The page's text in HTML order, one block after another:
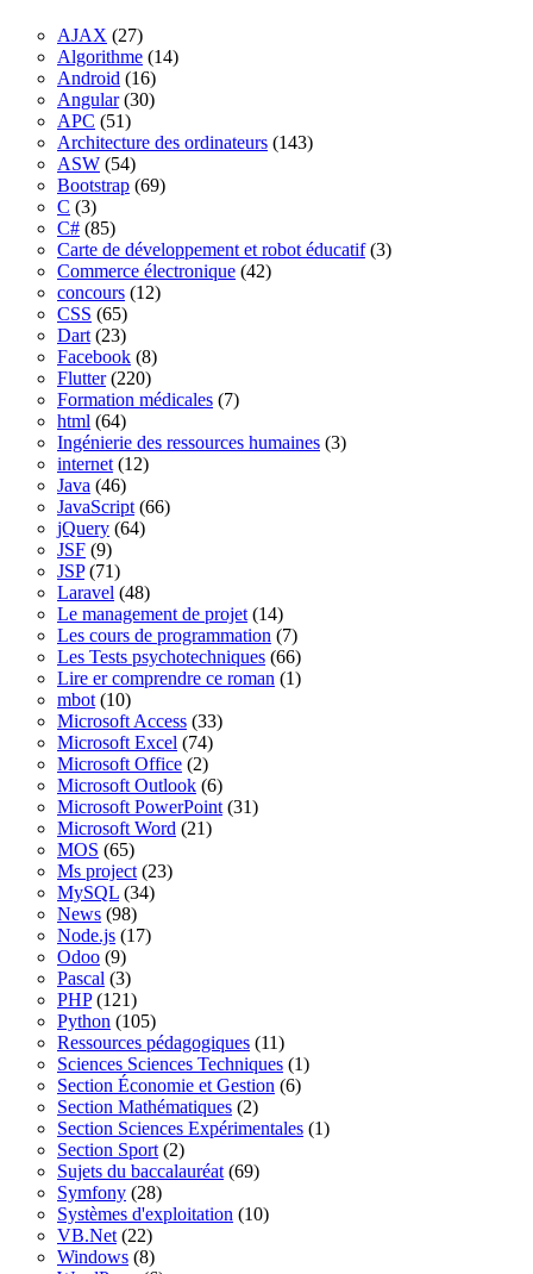
AJAX (27)
Algorithme (14)
Android (16)
Angular(30)
APC (51)
Architecture des ordinateurs (143)
ASW (54)
Bootstrap (69)
C (3)
C# (85)
Carte de développement et robot éducatif(3)
Commerce électronique (42)
concours (12)
CSS (65)
Dart (23)
Facebook (8)
Flutter(220)
Formation médicales (7)
html (64)
Ingénierie des ressources humaines (3)
internet (12)
Java (46)
JavaScript (66)
jQuery (64)
JSF (9)
JSP(71)
Laravel (48)
Le management de projet (14)
Les cours de programmation (7)
Les Tests psychotechniques (66)
Lire er comprendre ce roman (1)
mbot (10)
Microsoft Access (33)
Microsoft Excel (74)
Microsoft Office (2)
Microsoft Outlook (6)
Microsoft PowerPoint (31)
Microsoft Word (21)
MOS (65)
Ms project (23)
MySQL (34)
News (98)
Node.js (17)
Odoo (9)
Pascal (3)
PHP(121)
Python (105)
Ressources pédagogiques (11)
Sciences Sciences Techniques (1)
Section Économie et Gestion (6)
Section Mathématiques (2)
Section Sciences Expérimentales (1)
Section Sport (2)
Sujets du baccalauréat (69)
Symfony (28)
Systèmes d'exploitation (10)
VB.Net (22)
Windows (8)